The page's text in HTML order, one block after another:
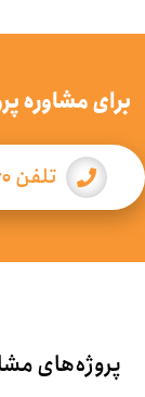
تلفن ۱۵۶۰ از سراسر کشور
پروژه‌های